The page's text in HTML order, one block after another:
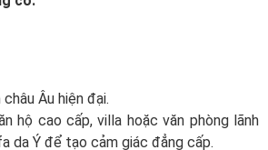
Âu hiện đại.
hộ cao cấp, villa hoặc văn phòng lãnh
da Ý để tạo cảm giác đẳng cấp.